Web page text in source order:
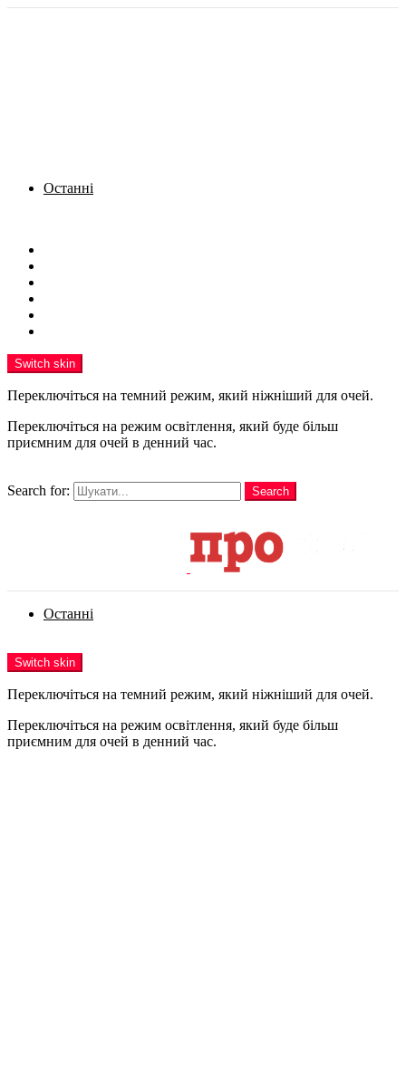
Останні
Switch skin
Переключіться на темний режим, який ніжніший для очей.
Переключіться на режим освітлення, який буде більш
приємним для очей в денний час.
Search for:
Search
Останні
Switch skin
Переключіться на темний режим, який ніжніший для очей.
Переключіться на режим освітлення, який буде більш
приємним для очей в денний час.